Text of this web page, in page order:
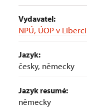
Vydavatel:
NPÚ, ÚOP v Liberci
Jazyk:
česky, německy
Jazyk resumé:
německy